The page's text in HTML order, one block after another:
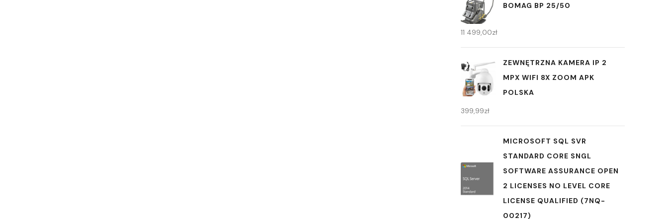
BOMAG BP 25/50
11 499,00zł
ZEWNĘTRZNA KAMERA IP 2
MPX WIFI 8X ZOOM APK
POLSKA
399,99zł
MICROSOFT SQL SVR
STANDARD CORE SNGL
SOFTWARE ASSURANCE OPEN
2 LICENSES NO LEVEL CORE
LICENSE QUALIFIED (7NQ-
00217)